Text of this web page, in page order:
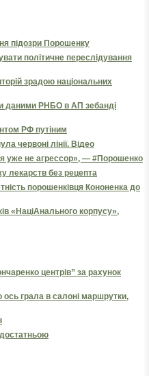
підозри Порошенку
політичне переслідування
зрадою національних
даними РНБО в АП зебанді
РФ путіним
червоні лінії. Відео
уже не агрессор», — #Порошенко
лекарств без рецепта
порошенківця Кононенка до
«НаціАнального корпусу»,
центрів” за рахунок
грала в салоні маршрутки,